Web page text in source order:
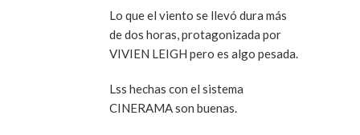
Lo que el viento se llevó dura más
de dos horas, protagonizada por
VIVIEN LEIGH pero es algo pesada.
Lss hechas con el sistema
CINERAMA son buenas.